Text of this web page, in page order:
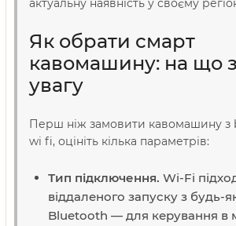
актуальну наявність у своєму
Як обрати смарт
кавомашину: на що
увагу
Перш ніж замовити кавомашину з
wi fi, оцініть кілька параметрів:
Тип підключення. Wi-Fi
віддаленого запуску з будь-
Bluetooth — для керування в